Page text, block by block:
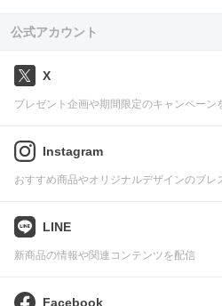
公式アカウント
X
プレゼント企画や期間限定のキャンペーン
Instagram
おすすめ商品やオリジナルデザインのブレ
LINE
新商品の情報や関連コンテンツを配信
Facebook